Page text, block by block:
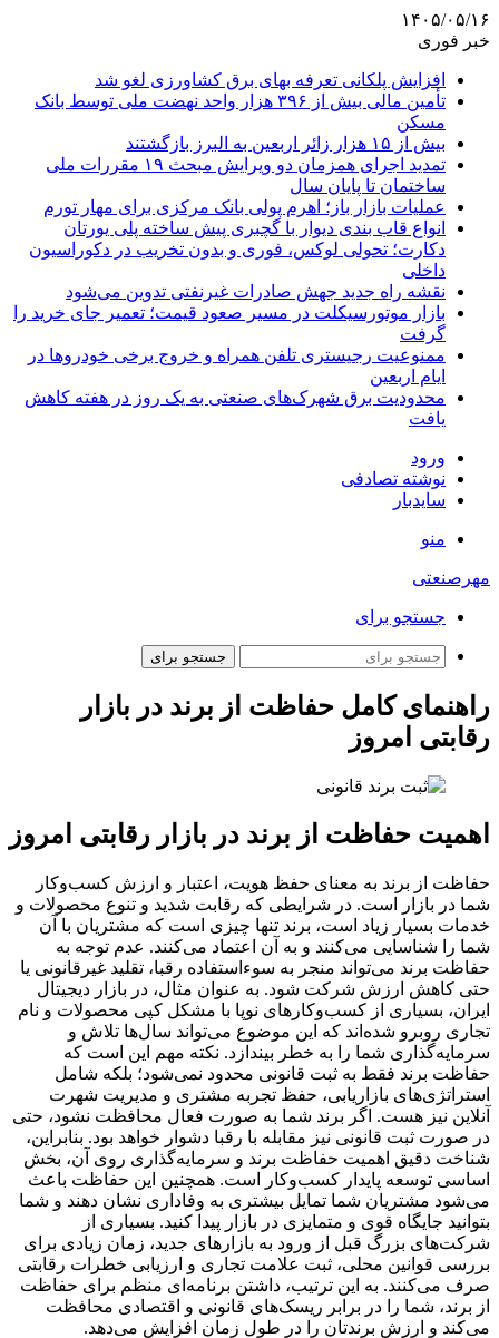
۱۴۰۵/۰۵/۱۶
خبر فوری
افزایش پلکانی تعرفه بهای برق کشاورزی لغو شد
تأمین مالی بیش از ۳۹۶ هزار واحد نهضت ملی توسط بانک
مسکن
بیش از ۱۵ هزار زائر اربعین به البرز بازگشتند
تمدید اجرای همزمان دو ویرایش مبحث ۱۹ مقررات ملی
ساختمان تا پایان سال
عملیات بازار باز؛ اهرم پولی بانک مرکزی برای مهار تورم
انواع قاب بندی دیوار با گچبری پیش ساخته پلی یورتان
دکارت؛ تحولی لوکس، فوری و بدون تخریب در دکوراسیون
داخلی
نقشه راه جدید جهش صادرات غیرنفتی تدوین می‌شود
بازار موتورسیکلت در مسیر صعود قیمت؛ تعمیر جای خرید را
گرفت
ممنوعیت رجیستری تلفن همراه و خروج برخی خودروها در
ایام اربعین
محدودیت برق شهرک‌های صنعتی به یک روز در هفته کاهش
یافت
ورود
نوشته تصادفی
سایدبار
منو
مهرصنعتی
جستجو برای
جستجو برای
راهنمای کامل حفاظت از برند در بازار
رقابتی امروز
اهمیت حفاظت از برند در بازار رقابتی امروز
حفاظت از برند به معنای حفظ هویت، اعتبار و ارزش کسب‌وکار
شما در بازار است. در شرایطی که رقابت شدید و تنوع محصولات و
خدمات بسیار زیاد است، برند تنها چیزی است که مشتریان با آن
شما را شناسایی می‌کنند و به آن اعتماد می‌کنند. عدم توجه به
حفاظت برند می‌تواند منجر به سوءاستفاده رقبا، تقلید غیرقانونی یا
حتی کاهش ارزش شرکت شود. به عنوان مثال، در بازار دیجیتال
ایران، بسیاری از کسب‌وکارهای نوپا با مشکل کپی محصولات و نام
تجاری روبرو شده‌اند که این موضوع می‌تواند سال‌ها تلاش و
سرمایه‌گذاری شما را به خطر بیندازد. نکته مهم این است که
حفاظت برند فقط به ثبت قانونی محدود نمی‌شود؛ بلکه شامل
استراتژی‌های بازاریابی، حفظ تجربه مشتری و مدیریت شهرت
آنلاین نیز هست. اگر برند شما به صورت فعال محافظت نشود، حتی
در صورت ثبت قانونی نیز مقابله با رقبا دشوار خواهد بود. بنابراین،
شناخت دقیق اهمیت حفاظت برند و سرمایه‌گذاری روی آن، بخش
اساسی توسعه پایدار کسب‌وکار است. همچنین این حفاظت باعث
می‌شود مشتریان شما تمایل بیشتری به وفاداری نشان دهند و شما
بتوانید جایگاه قوی و متمایزی در بازار پیدا کنید. بسیاری از
شرکت‌های بزرگ قبل از ورود به بازارهای جدید، زمان زیادی برای
بررسی قوانین محلی، ثبت علامت تجاری و ارزیابی خطرات رقابتی
صرف می‌کنند. به این ترتیب، داشتن برنامه‌ای منظم برای حفاظت
از برند، شما را در برابر ریسک‌های قانونی و اقتصادی محافظت
می‌کند و ارزش برندتان را در طول زمان افزایش می‌دهد.